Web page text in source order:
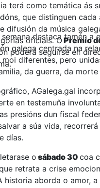
terá como temática ás
que distinguen
difusión da música
oficiais. OPremio
poderá seguirse en
destaca tamén a
galega centrada na
diferentes, pero
da guerra, da
AGalega.gal
en testemuña
presións dun fiscal
a súa vida,
días.
o sábado 30 coa
retrata a crise
historia aborda o amor,